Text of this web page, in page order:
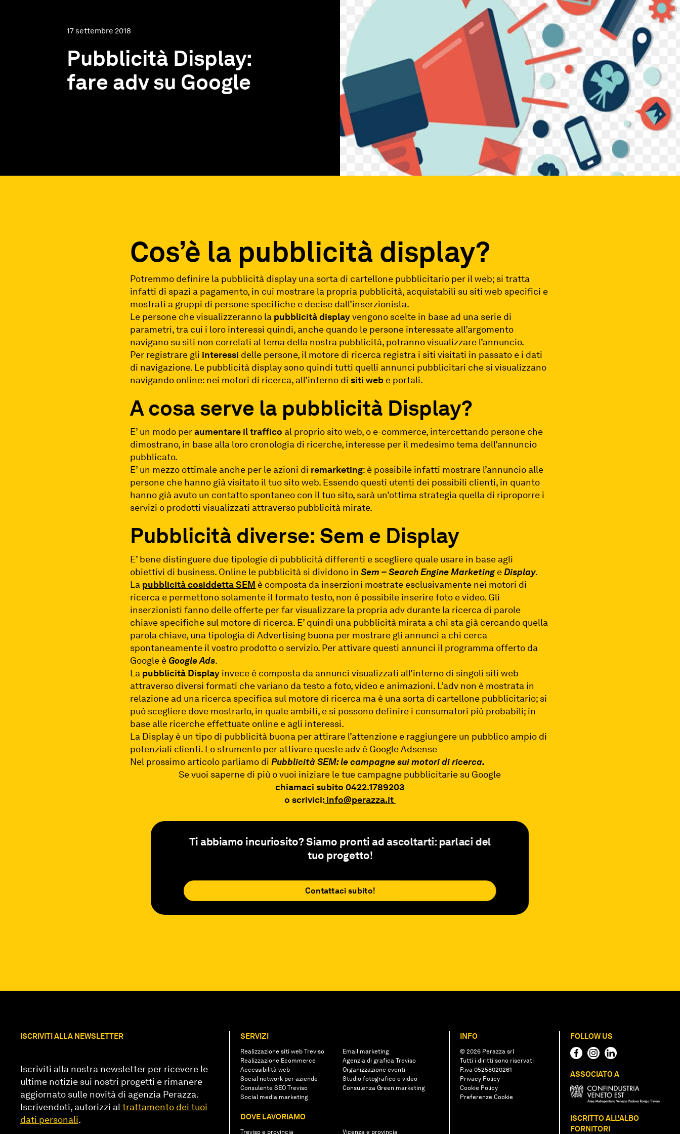
17 settembre 2018
Pubblicità Display:
fare adv su Google
Cos’è la pubblicità display?
Potremmo definire la pubblicità display una sorta di cartellone pubblicitario per il web; si tratta
infatti di spazi a pagamento, in cui mostrare la propria pubblicità, acquistabili su siti web specifici e
mostrati a gruppi di persone specifiche e decise dall’inserzionista.
Le persone che visualizzeranno la pubblicità displayvengono scelte in base ad una serie di
parametri, tra cui i loro interessi quindi, anche quando le persone interessate all’argomento
navigano su siti non correlati al tema della nostra pubblicità, potranno visualizzare l’annuncio.
Per registrare gli interessi delle persone, il motore di ricerca registra i siti visitati in passato e i dati
di navigazione. Le pubblicità display sono quindi tutti quelli annunci pubblicitari che si visualizzano
navigando online: nei motori di ricerca, all’interno disiti web e portali.
A cosa serve la pubblicità Display?
E’ un modo peraumentare il traffico al proprio sito web, o e-commerce, intercettando persone che
dimostrano, in base alla loro cronologia di ricerche, interesse per il medesimo tema dell’annuncio
pubblicato.
E’ un mezzo ottimale anche per le azioni di remarketing: è possibile infatti mostrare l’annuncio alle
persone che hanno già visitato il tuo sito web. Essendo questi utenti dei possibili clienti, in quanto
hanno già avuto un contatto spontaneo con il tuo sito, sarà un’ottima strategia quella di riproporre i
servizi o prodotti visualizzati attraverso pubblicità mirate.
Pubblicità diverse: Sem e Display
E’ bene distinguere due tipologie di pubblicità differenti e scegliere quale usare in base agli
obiettivi di business. Online le pubblicità si dividono inSem – Search Engine Marketing eDisplay.
La pubblicità cosiddetta SEM è composta da inserzioni mostrate esclusivamente nei motori di
ricerca e permettono solamente il formato testo, non è possibile inserire foto e video. Gli
inserzionisti fanno delle offerte per far visualizzare la propria adv durante la ricerca di parole
chiave specifiche sul motore di ricerca. E’ quindi una pubblicità mirata a chi sta già cercando quella
parola chiave, una tipologia di Advertising buona per mostrare gli annunci a chi cerca
spontaneamente il vostro prodotto o servizio. Per attivare questi annunci il programma offerto da
Google è Google Ads.
La pubblicità Display invece è composta da annunci visualizzati all’interno di singoli siti web
attraverso diversi formati che variano da testo a foto, video e animazioni. L’adv non è mostrata in
relazione ad una ricerca specifica sul motore di ricerca ma è una sorta di cartellone pubblicitario; si
può scegliere dove mostrarlo, in quale ambiti, e si possono definire i consumatori più probabili; in
base alle ricerche effettuate online e agli interessi.
La Display è un tipo di pubblicità buona per attirare l’attenzione e raggiungere un pubblico ampio di
potenziali clienti. Lo strumento per attivare queste adv è Google Adsense
Nel prossimo articolo parliamo diPubblicità SEM: le campagne sui motori di ricerca.
Se vuoi saperne di più o vuoi iniziare le tue campagne pubblicitarie su Google
chiamaci subito 0422.1789203
o scrivici:info@perazza.it
Ti abbiamo incuriosito? Siamo pronti ad ascoltarti: parlaci del
tuo progetto!
Contattaci subito!
ISCRIVITI ALLA NEWSLETTER
Iscriviti alla nostra newsletter per ricevere le
ultime notizie sui nostri progetti e rimanere
aggiornato sulle novità di agenzia Perazza.
Iscrivendoti, autorizzi altrattamento dei tuoi
dati personali.
SERVIZI
Realizzazione siti web Treviso
Realizzazione Ecommerce
Accessibilità web
Social network per aziende
Consulente SEO Treviso
Social media marketing
Email marketing
Agenzia di grafica Treviso
Organizzazione eventi
Studio fotografico e video
Consulenza Green marketing
DOVE LAVORIAMO
Treviso e provincia Vicenza e provincia
INFO
© 2026 Perazza srl
Tutti i diritti sono riservati
P.iva 05258020261
Privacy Policy
Cookie Policy
Preferenze Cookie
FOLLOW US
ASSOCIATO A
ISCRITTO ALL'ALBO
FORNITORI